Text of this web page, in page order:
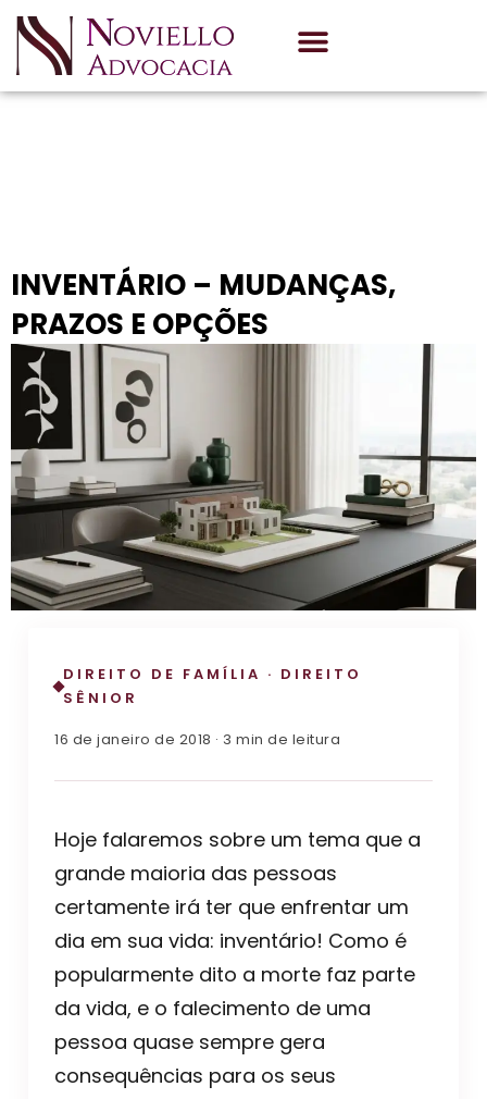
INVENTÁRIO – MUDANÇAS,
PRAZOS E OPÇÕES
DIREITO DE FAMÍLIA · DIREITO
SÊNIOR
16 de janeiro de 2018 · 3 min de leitura
Hoje falaremos sobre um tema que a
grande maioria das pessoas
certamente irá ter que enfrentar um
dia em sua vida: inventário! Como é
popularmente dito a morte faz parte
da vida, e o falecimento de uma
pessoa quase sempre gera
consequências para os seus